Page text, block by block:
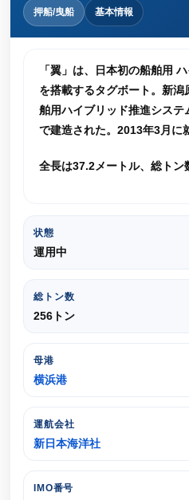
押船/曳船
基本情報
「翼」は、日本初の船舶用
を搭載するタグボート。新
舶用ハイブリッド推進システ
で建造された。2013年3月に
全長は37.2メートル、総トン
状態
運用中
総トン数
256トン
母港
横浜港
運航会社
新日本海洋社
IMO番号
新規登録 パスワードを忘れた方